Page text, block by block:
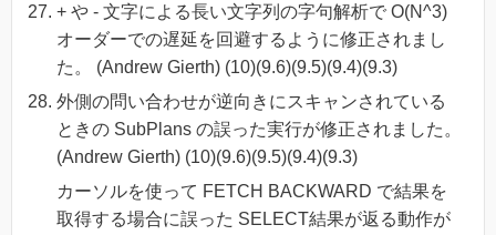
+ や - 文字による長い文字列の字句解析で O(N^3)
オーダーでの遅延を回避するように修正されまし
た。 (Andrew Gierth) (10)(9.6)(9.5)(9.4)(9.3)
外側の問い合わせが逆向きにスキャンされている
ときの SubPlans の誤った実行が修正されました。
(Andrew Gierth) (10)(9.6)(9.5)(9.4)(9.3)
カーソルを使って FETCH BACKWARD で結果を
取得する場合に誤った SELECT結果が返る動作が